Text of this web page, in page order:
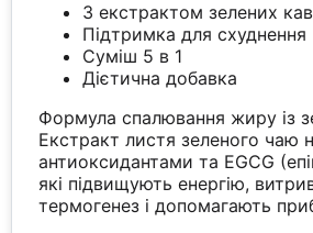
З екстрактом зелених
Підтримка для схуднення
Суміш 5 в 1
Дієтична добавка
Формула спалювання жиру із
Екстракт листя зеленого чаю
антиоксидантами та EGCG
які підвищують енергію,
термогенез і допомагають